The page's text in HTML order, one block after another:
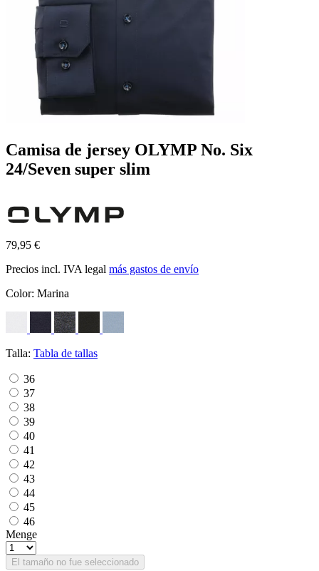
Camisa de jersey OLYMP No. Six
24/Seven super slim
79,95 €
Precios incl. IVA legal más gastos de envío
Color: Marina
Talla: Tabla de tallas
36
37
38
39
40
41
42
43
44
45
46
Menge
El tamaño no fue seleccionado